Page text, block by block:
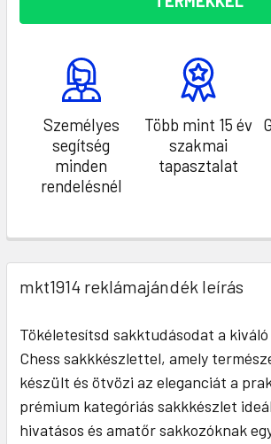
Személyes
segítség
minden
rendelésnél
Több mint 15 év
szakmai
tapasztalat
mkt1914 reklámajándék leírás
Tökéletesítsd sakktudásodat a
Chess sakkkészlettel, amely
készült és ötvözi az eleganciát a
prémium kategóriás sakkkészlet
hivatásos és amatőr sakkozóknak